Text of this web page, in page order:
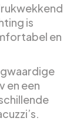
is
en
en een